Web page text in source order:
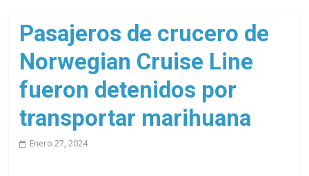
de
cruceros
en
un
solo
sitio
Pasajeros de crucero de
Norwegian Cruise Line
fueron detenidos por
transportar marihuana
Enero 27, 2024